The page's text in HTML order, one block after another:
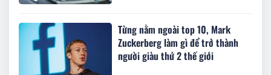
Từng nằm ngoài top 10, Mark
Zuckerberg làm gì để trở thành
người giàu thứ 2 thế giới